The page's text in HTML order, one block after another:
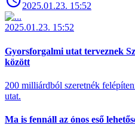
2025.01.23. 15:52
2025.01.23. 15:52
Gyorsforgalmi utat terveznek
között
200 milliárdból szeretnék
utat.
Ma is fennáll az ónos eső